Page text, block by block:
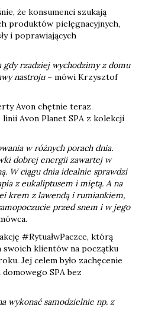
że konsumenci szukają
produktów pielęgnacyjnych,
i poprawiających
gdy rzadziej wychodzimy z domu
nastroju – mówi Krzysztof
Avon chętnie teraz
Avon Planet SPA z kolekcji
w różnych porach dnia.
dobrej energii zawartej w
W ciągu dnia idealnie sprawdzi
z eukaliptusem i miętą. A na
krem z lawendą i rumiankiem,
przed snem i w jego
#RytuałwPaczce, którą
swoich klientów na początku
Jej celem było zachęcenie
SPA bez
wykonać samodzielnie np. z